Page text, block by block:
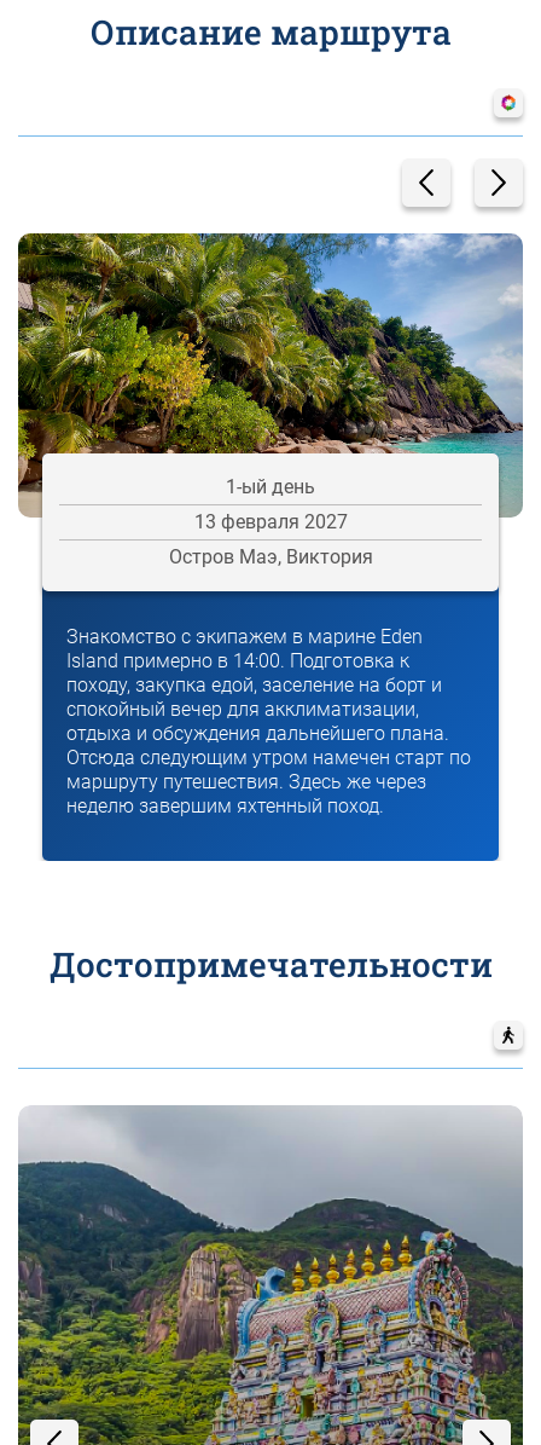
Описание маршрута
1-ый день
13 февраля 2027
Остров Маэ, Виктория
Знакомство с экипажем в марине Eden
Island примерно в 14:00. Подготовка к
походу, закупка едой, заселение на борт и
спокойный вечер для акклиматизации,
отдыха и обсуждения дальнейшего плана.
Отсюда следующим утром намечен старт по
маршруту путешествия. Здесь же через
неделю завершим яхтенный поход.
Достопримечательности